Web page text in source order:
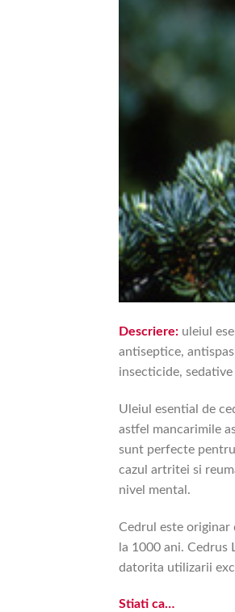
Descriere: uleiul
antiseptice,
insecticide,
Uleiul esential de
astfel mancarimile
sunt perfecte
cazul artritei si
nivel mental.
Cedrul este originar
la 1000 ani.
datorita utilizarii
Stiati ca…